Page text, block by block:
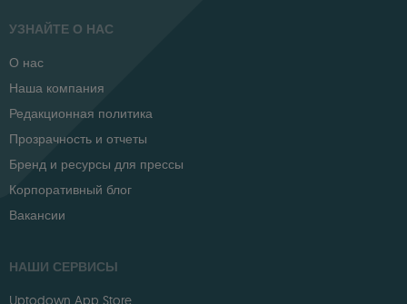
УЗНАЙТЕ О НАС
О нас
Наша компания
Редакционная политика
Прозрачность и отчеты
Бренд и ресурсы для прессы
Корпоративный блог
Вакансии
НАШИ СЕРВИСЫ
Uptodown App Store